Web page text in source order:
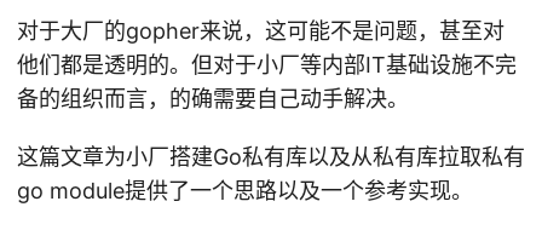
对于大厂的gopher来说，这可能不是问题，甚至对
他们都是透明的。但对于小厂等内部IT基础设施不完
备的组织而言，的确需要自己动手解决。
这篇文章为小厂搭建Go私有库以及从私有库拉取私有
go module提供了一个思路以及一个参考实现。